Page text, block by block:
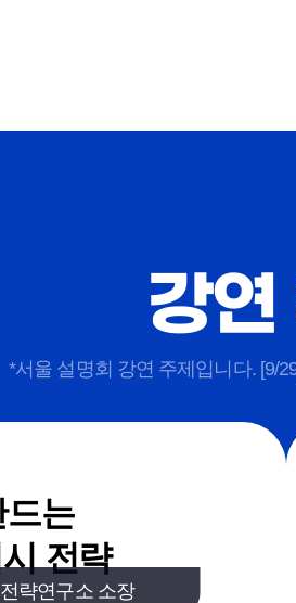
*서울 설명회 강연 주제입니다. [9/
드는
시 전략
략연구소 소장